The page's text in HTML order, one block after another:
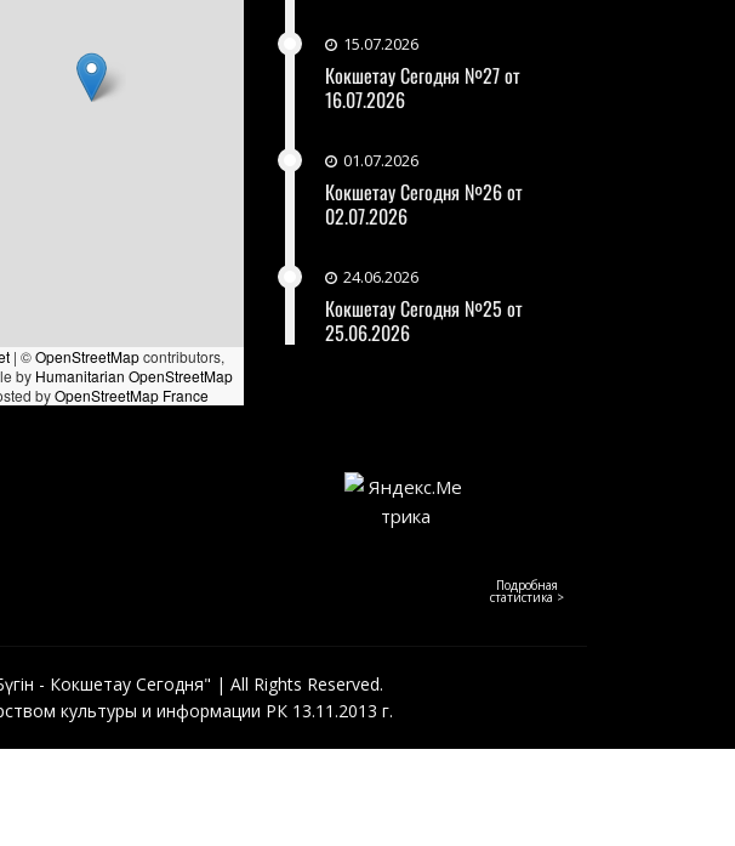
| ©OpenStreetMapcontributors,
by Humanitarian OpenStreetMap
byOpenStreetMap France
15.07.2026
Кокшетау Сегодня №27 от
16.07.2026
01.07.2026
Кокшетау Сегодня №26 от
02.07.2026
24.06.2026
Кокшетау Сегодня №25 от
25.06.2026
Подробная
статистика >
- Кокшетау Сегодня" | All Rights Reserved.
культуры и информации РК 13.11.2013 г.